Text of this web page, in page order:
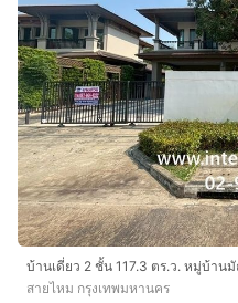
สายไหม กรุงเทพมหานคร